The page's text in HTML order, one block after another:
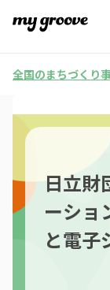
全国のまちづくり
日立財
ーショ
と電子